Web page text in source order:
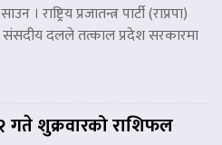
। राष्ट्रिय प्रजातन्त्र पार्टी (राप्रपा)
संसदीय दलले तत्काल प्रदेश सरकारमा
शुक्रवारको राशिफल